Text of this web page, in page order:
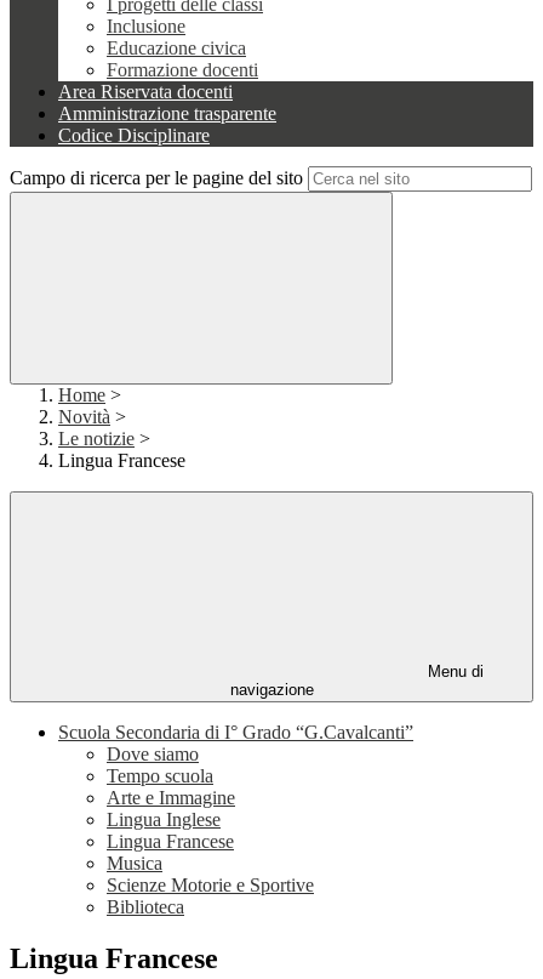
I progetti delle classi
Inclusione
Educazione civica
Formazione docenti
Area Riservata docenti
Amministrazione trasparente
Codice Disciplinare
Campo di ricerca per le pagine del sito
Home >
Novità >
Le notizie >
Lingua Francese
Menu di
navigazione
Scuola Secondaria di I° Grado “G.Cavalcanti”
Dove siamo
Tempo scuola
Arte e Immagine
Lingua Inglese
Lingua Francese
Musica
Scienze Motorie e Sportive
Biblioteca
Lingua Francese